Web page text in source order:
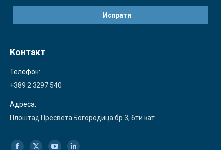
Контакт
Телефон:
+389 2 3297 540
Адреса:
Плоштад Пресвета Богородица бр.3, 6ти кат
Find us on: